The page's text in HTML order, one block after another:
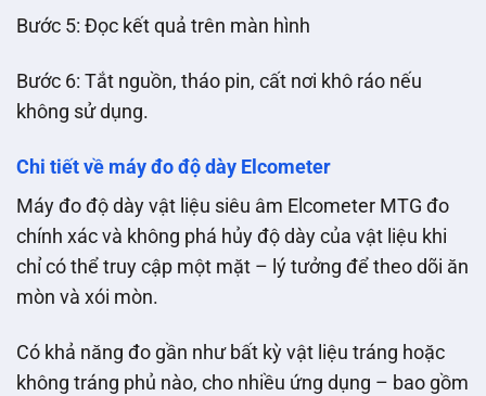
Bước 5: Đọc kết quả trên màn hình
Bước 6: Tắt nguồn, tháo pin, cất nơi khô ráo nếu
không sử dụng.
Chi tiết về máy đo độ dày Elcometer
Máy đo độ dày vật liệu siêu âm Elcometer MTG đo
chính xác và không phá hủy độ dày của vật liệu khi
chỉ có thể truy cập một mặt – lý tưởng để theo dõi ăn
mòn và xói mòn.
Có khả năng đo gần như bất kỳ vật liệu tráng hoặc
không tráng phủ nào, cho nhiều ứng dụng – bao gồm